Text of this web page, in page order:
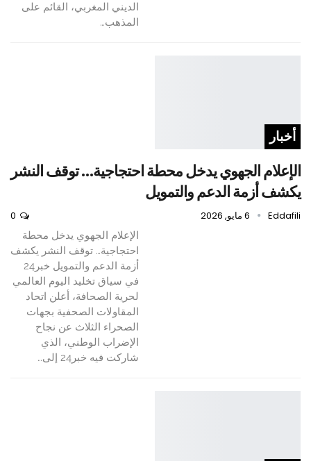
الديني المغربي، القائم على
المذهب…
أخبار
الإعلام الجهوي يدخل محطة احتجاجية… توقف النشر
يكشف أزمة الدعم والتمويل
Eddafili 6 مايو, 2026
الإعلام الجهوي يدخل محطة
احتجاجية… توقف النشر يكشف
أزمة الدعم والتمويل خبر24
في سياق تخليد اليوم العالمي
لحرية الصحافة، أعلن اتحاد
المقاولات الصحفية بجهات
الصحراء الثلاث عن نجاح
الإضراب الوطني، الذي
شاركت فيه خبر24 إلى…